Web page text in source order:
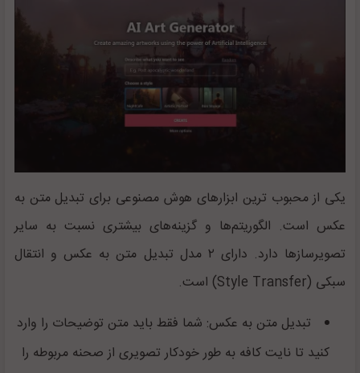
یکی از محبوب ترین ابزارهای هوش مصنوعی برای تبدیل متن به
عکس است. الگوریتم‌ها و گزینه‌های بیشتری نسبت به سایر
تصویرسازها دارد. دارای ۲ مدل تبدیل متن به عکس و انتقال
سبکی (Style Transfer) است.
تبدیل متن به عکس: شما فقط باید متن توضیحات را وارد
کنید تا نایت کافه به طور خودکار تصویری از صحنه مربوطه را